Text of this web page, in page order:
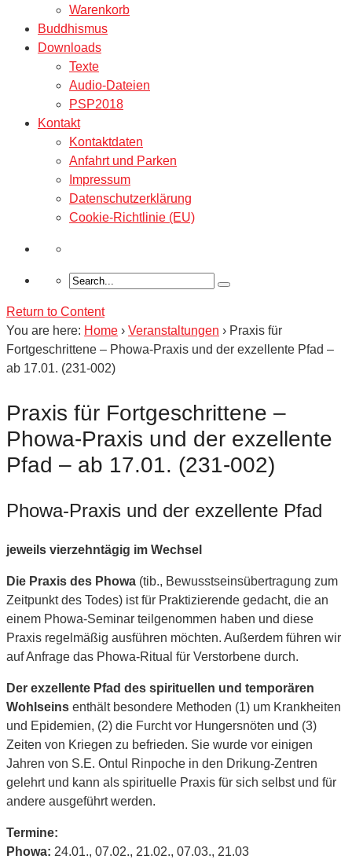
Warenkorb
Buddhismus
Downloads
Texte
Audio-Dateien
PSP2018
Kontakt
Kontaktdaten
Anfahrt und Parken
Impressum
Datenschutzerklärung
Cookie-Richtlinie (EU)
Return to Content
You are here: Home › Veranstaltungen › Praxis für
Fortgeschrittene – Phowa-Praxis und der exzellente Pfad –
ab 17.01. (231-002)
Praxis für Fortgeschrittene –
Phowa-Praxis und der exzellente
Pfad – ab 17.01. (231-002)
Phowa-Praxis und der exzellente Pfad
jeweils vierzehntägig im Wechsel
Die Praxis des Phowa (tib., Bewusstseinsübertragung zum
Zeitpunkt des Todes) ist für Praktizierende gedacht, die an
einem Phowa-Seminar teilgenommen haben und diese
Praxis regelmäßig ausführen möchten. Außerdem führen wir
auf Anfrage das Phowa-Ritual für Verstorbene durch.
Der exzellente Pfad des spirituellen und temporären
Wohlseins enthält besondere Methoden (1) um Krankheiten
und Epidemien, (2) die Furcht vor Hungersnöten und (3)
Zeiten von Kriegen zu befrieden. Sie wurde vor einigen
Jahren von S.E. Ontul Rinpoche in den Drikung-Zentren
gelehrt und kann als spirituelle Praxis für sich selbst und für
andere ausgeführt werden.
Termine:
Phowa: 24.01., 07.02., 21.02., 07.03., 21.03